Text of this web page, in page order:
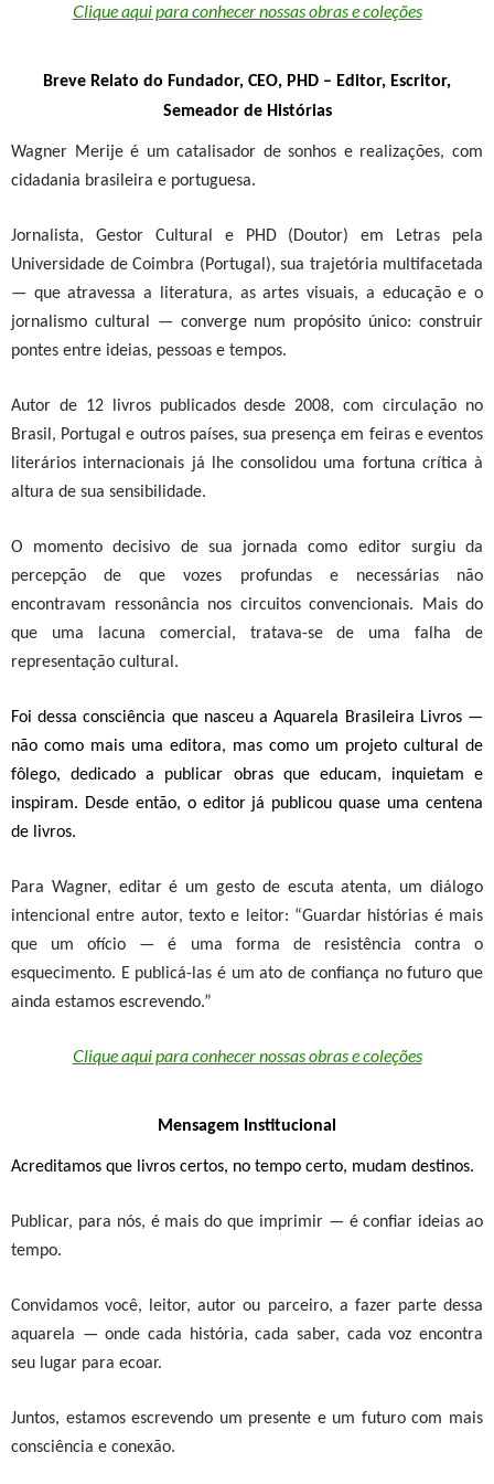
Clique aqui para conhecer nossas obras e coleções
Breve Relato do Fundador, CEO, PHD – Editor, Escritor,
Semeador de Histórias
Wagner Merije é um catalisador de sonhos e realizações, com
cidadania brasileira e portuguesa.
Jornalista, Gestor Cultural e PHD (Doutor) em Letras pela
Universidade de Coimbra (Portugal), sua trajetória multifacetada
— que atravessa a literatura, as artes visuais, a educação e o
jornalismo cultural — converge num propósito único: construir
pontes entre ideias, pessoas e tempos.
Autor de 12 livros publicados desde 2008, com circulação no
Brasil, Portugal e outros países, sua presença em feiras e eventos
literários internacionais já lhe consolidou uma fortuna crítica à
altura de sua sensibilidade.
O momento decisivo de sua jornada como editor surgiu da
percepção de que vozes profundas e necessárias não
encontravam ressonância nos circuitos convencionais. Mais do
que uma lacuna comercial, tratava-se de uma falha de
representação cultural.
Foi dessa consciência que nasceu aAquarela Brasileira Livros—
não como mais uma editora, mas como um projeto cultural de
fôlego, dedicado a publicar obras que educam, inquietam e
inspiram. Desde então, o editor já publicou quase uma centena
de livros.
Para Wagner, editar é um gesto de escuta atenta, um diálogo
intencional entre autor, texto e leitor: “Guardar histórias é mais
que um ofício — é uma forma de resistência contra o
esquecimento. E publicá-las é um ato de confiança no futuro que
ainda estamos escrevendo.”
Clique aqui para conhecer nossas obras e coleções
Mensagem Institucional
Acreditamos que livros certos, no tempo certo, mudam destinos.
Publicar, para nós, é mais do que imprimir — é confiar ideias ao
tempo.
Convidamos você, leitor, autor ou parceiro, a fazer parte dessa
aquarela — onde cada história, cada saber, cada voz encontra
seu lugar para ecoar.
Juntos, estamos escrevendo um presente e um futuro com mais
consciência e conexão.